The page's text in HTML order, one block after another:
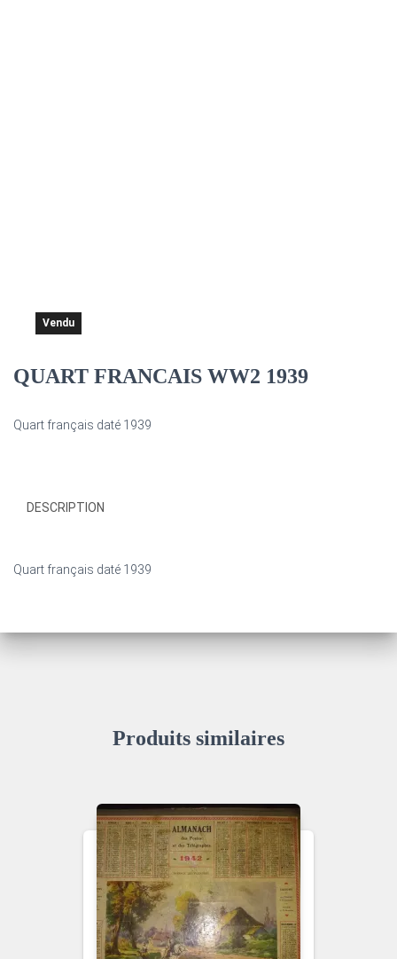
Vendu
QUART FRANCAIS WW2 1939
Quart français daté 1939
DESCRIPTION
Quart français daté 1939
Produits similaires